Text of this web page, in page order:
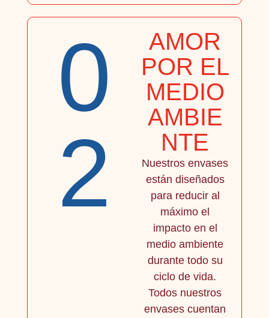
0
2
AMOR
POR EL
MEDIO
AMBIE
NTE
Nuestros envases
están diseñados
para reducir al
máximo el
impacto en el
medio ambiente
durante todo su
ciclo de vida.
Todos nuestros
envases cuentan